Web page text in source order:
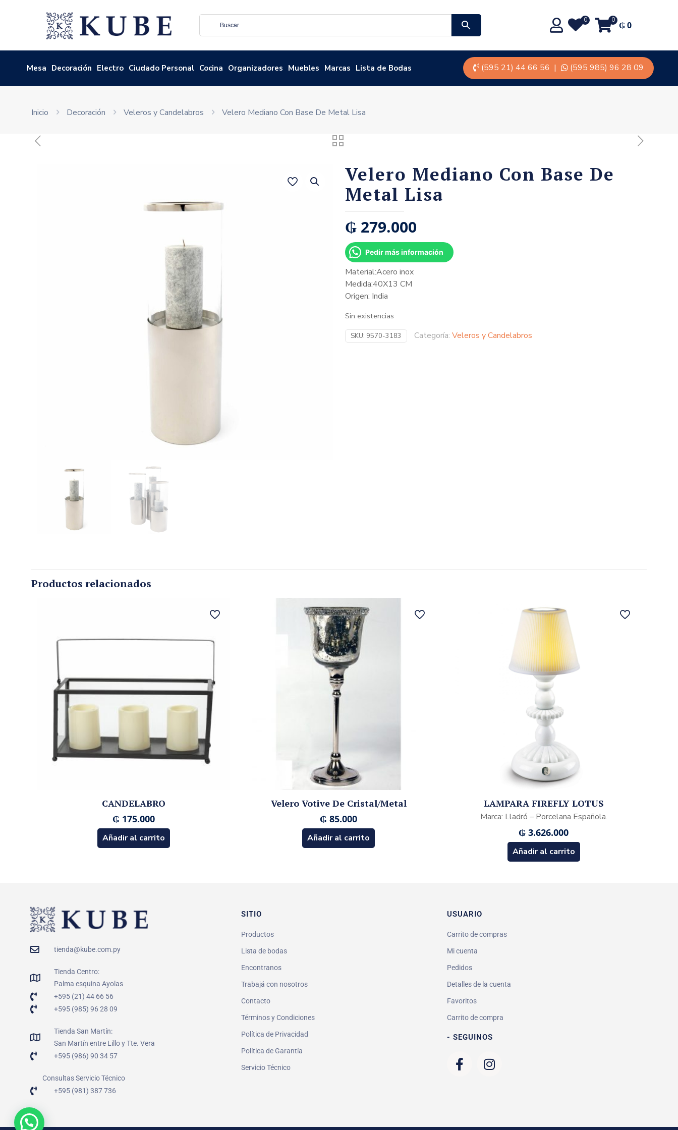
0 0 ₲0
Mesa Decoración Electro Ciudado Personal Cocina Organizadores Muebles Marcas Lista de Bodas (595 21) 44 66 56 | (595 985) 96 28 09
Inicio Decoración Veleros y Candelabros Velero Mediano Con Base De Metal Lisa
Velero Mediano Con Base De
Metal Lisa
₲ 279.000
Pedir más información
Material:Acero inox
Medida:40X13 CM
Origen: India
Sin existencias
SKU: 9570-3183 Categoría: Veleros y Candelabros
Productos relacionados
CANDELABRO
₲ 175.000
Añadir al carrito
Velero Votive De Cristal/Metal
₲ 85.000
Añadir al carrito
LAMPARA FIREFLY LOTUS
Marca: Lladró – Porcelana Española.
₲ 3.626.000
Añadir al carrito
tienda@kube.com.py
Tienda Centro:
Palma esquina Ayolas
+595 (21) 44 66 56
+595 (985) 96 28 09
Tienda San Martín:
San Martín entre Lillo y Tte. Vera
+595 (986) 90 34 57
Consultas Servicio Técnico
+595 (981) 387 736
SITIO
Productos
Lista de bodas
Encontranos
Trabajá con nosotros
Contacto
Términos y Condiciones
Política de Privacidad
Política de Garantía
Servicio Técnico
USUARIO
Carrito de compras
Mi cuenta
Pedidos
Detalles de la cuenta
Favoritos
Carrito de compra
- SEGUINOS